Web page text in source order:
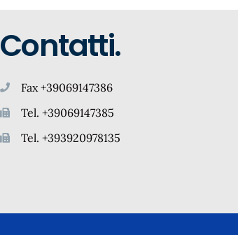
Contatti.
Fax +39069147386
Tel. +39069147385
Tel. +393920978135